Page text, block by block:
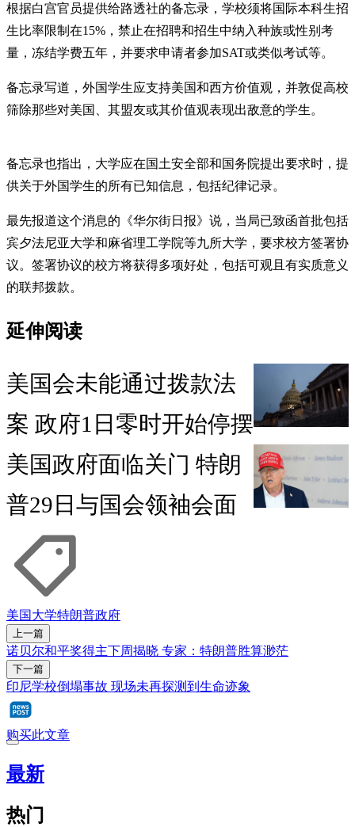
根据白宫官员提供给路透社的备忘录，学校须将国际本科生招
生比率限制在15%，禁止在招聘和招生中纳入种族或性别考
量，冻结学费五年，并要求申请者参加SAT或类似考试等。
备忘录写道，外国学生应支持美国和西方价值观，并敦促高校
筛除那些对美国、其盟友或其价值观表现出敌意的学生。
备忘录也指出，大学应在国土安全部和国务院提出要求时，提
供关于外国学生的所有已知信息，包括纪律记录。
最先报道这个消息的《华尔街日报》说，当局已致函首批包括
宾夕法尼亚大学和麻省理工学院等九所大学，要求校方签署协
议。签署协议的校方将获得多项好处，包括可观且有实质意义
的联邦拨款。
延伸阅读
美国会未能通过拨款法
案 政府1日零时开始停摆
美国政府面临关门 特朗
普29日与国会领袖会面
美国大学特朗普政府
上一篇
诺贝尔和平奖得主下周揭晓 专家：特朗普胜算渺茫
下一篇
印尼学校倒塌事故 现场未再探测到生命迹象
购买此文章
最新
热门